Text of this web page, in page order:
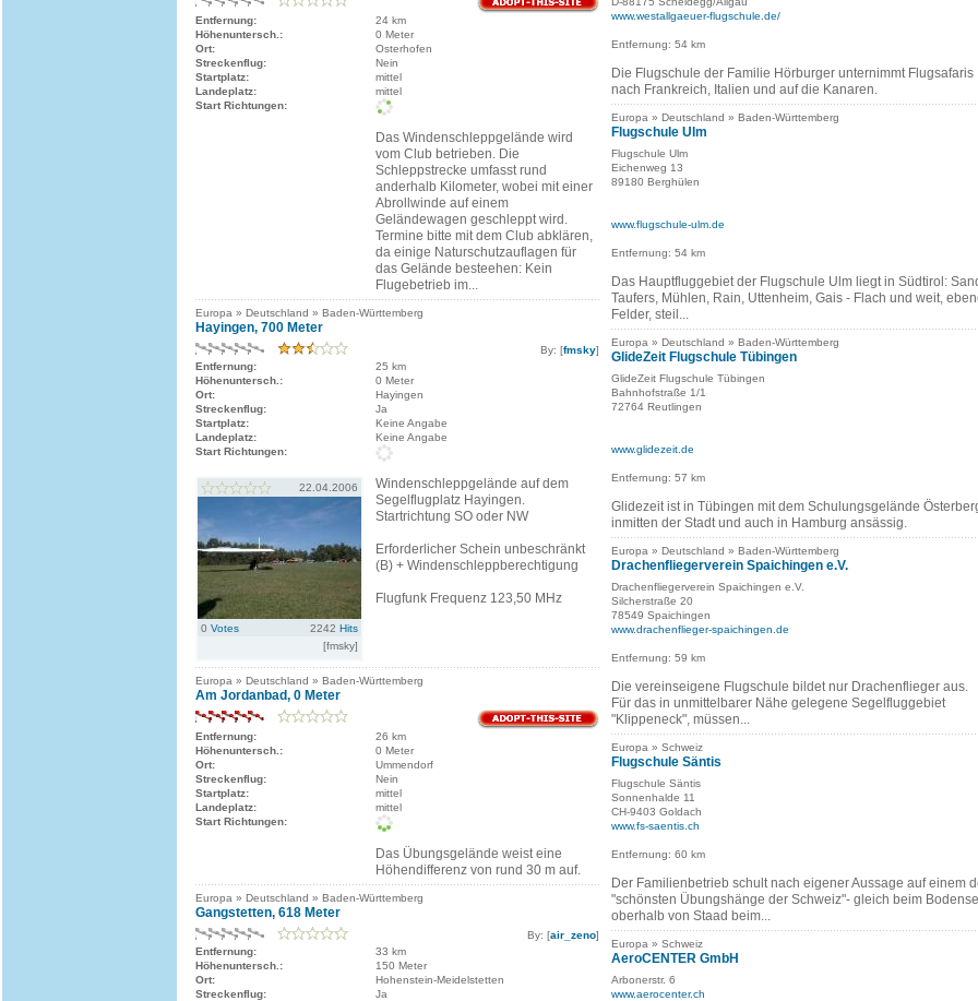
Entfernung:
24 km
Höhenuntersch.:
0 Meter
Ort:
Osterhofen
Streckenflug:
Nein
Startplatz:
mittel
Landeplatz:
mittel
Start Richtungen:
Das Windenschleppgelände wird
vom Club betrieben. Die
Schleppstrecke umfasst rund
anderhalb Kilometer, wobei mit einer
Abrollwinde auf einem
Geländewagen geschleppt wird.
Termine bitte mit dem Club abklären,
da einige Naturschutzauflagen für
das Gelände besteehen: Kein
Flugebetrieb im...
Europa » Deutschland » Baden-Württemberg
Hayingen, 700 Meter
By: [fmsky]
Entfernung:
25 km
Höhenuntersch.:
0 Meter
Ort:
Hayingen
Streckenflug:
Ja
Startplatz:
Keine Angabe
Landeplatz:
Keine Angabe
Start Richtungen:
22.04.2006
0 Votes 2242 Hits
[fmsky]
Windenschleppgelände auf dem
Segelflugplatz Hayingen.
Startrichtung SO oder NW
Erforderlicher Schein unbeschränkt
(B) + Windenschleppberechtigung
Flugfunk Frequenz 123,50 MHz
Europa » Deutschland » Baden-Württemberg
Am Jordanbad, 0 Meter
Entfernung:
26 km
Höhenuntersch.:
0 Meter
Ort:
Ummendorf
Streckenflug:
Nein
Startplatz:
mittel
Landeplatz:
mittel
Start Richtungen:
Das Übungsgelände weist eine
Höhendifferenz von rund 30 m auf.
Europa » Deutschland » Baden-Württemberg
Gangstetten, 618 Meter
By: [air_zeno]
Entfernung:
33 km
Höhenuntersch.:
150 Meter
Ort:
Hohenstein-Meidelstetten
Streckenflug:
Ja
www.westallgaeuer-flugschule.de/
Entfernung: 54 km
Die Flugschule der Familie Hörburger unternimmt Flugsafaris
nach Frankreich, Italien und auf die Kanaren.
Europa » Deutschland » Baden-Württemberg
Flugschule Ulm
Flugschule Ulm
Eichenweg 13
89180 Berghülen
www.flugschule-ulm.de
Entfernung: 54 km
Das Hauptfluggebiet der Flugschule Ulm liegt in Südtirol:
Taufers, Mühlen, Rain, Uttenheim, Gais - Flach und weit,
Felder, steil...
Europa » Deutschland » Baden-Württemberg
GlideZeit Flugschule Tübingen
GlideZeit Flugschule Tübingen
Bahnhofstraße 1/1
72764 Reutlingen
www.glidezeit.de
Entfernung: 57 km
Glidezeit ist in Tübingen mit dem Schulungsgelände
inmitten der Stadt und auch in Hamburg ansässig.
Europa » Deutschland » Baden-Württemberg
Drachenfliegerverein Spaichingen e.V.
Drachenfliegerverein Spaichingen e.V.
Silcherstraße 20
78549 Spaichingen
www.drachenflieger-spaichingen.de
Entfernung: 59 km
Die vereinseigene Flugschule bildet nur Drachenflieger aus.
Für das in unmittelbarer Nähe gelegene Segelfluggebiet
"Klippeneck", müssen...
Europa » Schweiz
Flugschule Säntis
Flugschule Säntis
Sonnenhalde 11
CH-9403 Goldach
www.fs-saentis.ch
Entfernung: 60 km
Der Familienbetrieb schult nach eigener Aussage auf einem
"schönsten Übungshänge der Schweiz"- gleich beim
oberhalb von Staad beim...
Europa » Schweiz
AeroCENTER GmbH
Arbonerstr. 6
www.aerocenter.ch